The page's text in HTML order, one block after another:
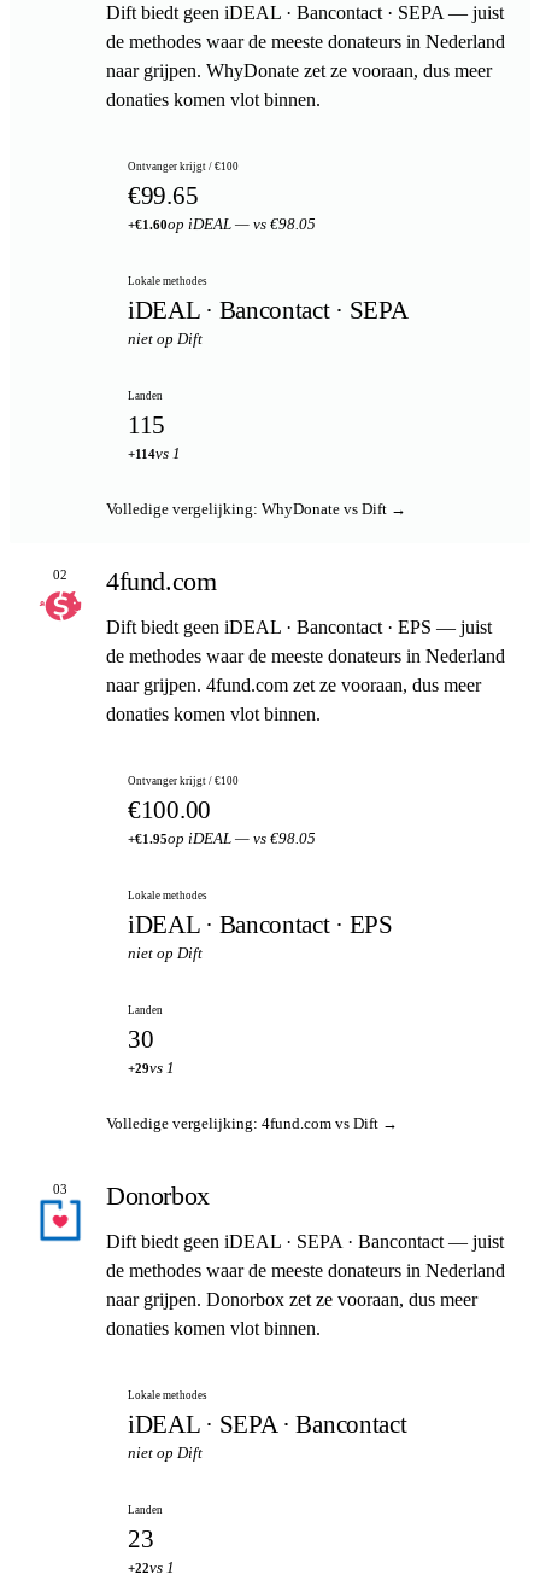
Dift biedt geen iDEAL · Bancontact · SEPA — juist
de methodes waar de meeste donateurs in Nederland
naar grijpen. WhyDonate zet ze vooraan, dus meer
donaties komen vlot binnen.
Ontvanger krijgt / €100
€99.65
+€1.60op iDEAL — vs €98.05
Lokale methodes
iDEAL · Bancontact · SEPA
niet op Dift
Landen
115
+114vs 1
Volledige vergelijking: WhyDonate vs Dift →
02 4fund.com
Dift biedt geen iDEAL · Bancontact · EPS — juist
de methodes waar de meeste donateurs in Nederland
naar grijpen. 4fund.com zet ze vooraan, dus meer
donaties komen vlot binnen.
Ontvanger krijgt / €100
€100.00
+€1.95op iDEAL — vs €98.05
Lokale methodes
iDEAL · Bancontact · EPS
niet op Dift
Landen
30
+29vs 1
Volledige vergelijking: 4fund.com vs Dift →
03 Donorbox
Dift biedt geen iDEAL · SEPA · Bancontact — juist
de methodes waar de meeste donateurs in Nederland
naar grijpen. Donorbox zet ze vooraan, dus meer
donaties komen vlot binnen.
Lokale methodes
iDEAL · SEPA · Bancontact
niet op Dift
Landen
23
+22vs 1